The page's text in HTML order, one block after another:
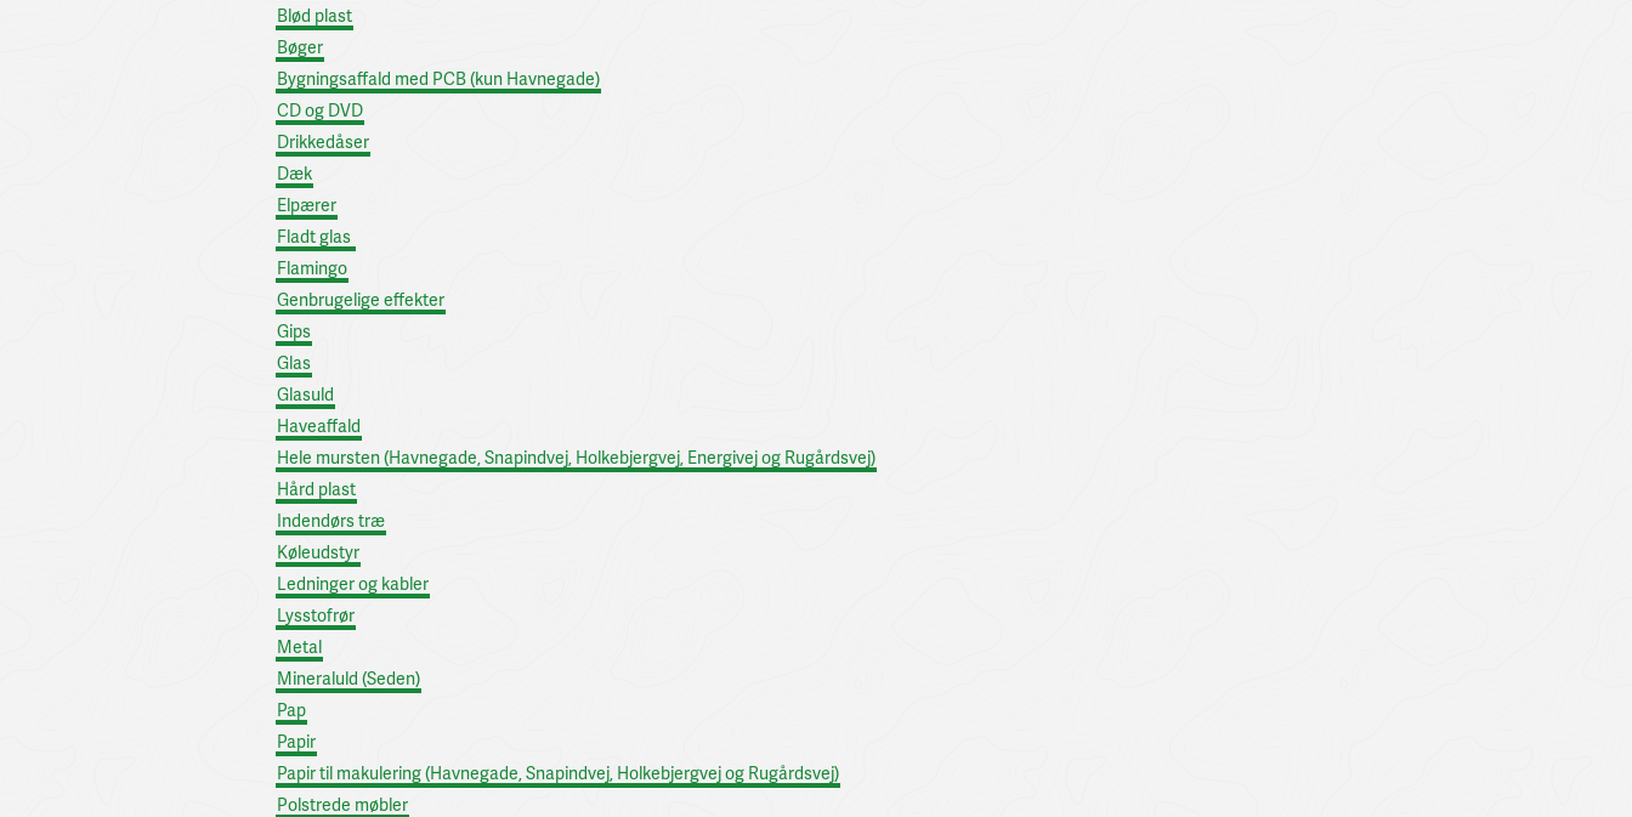
Blød plast
Bøger
Bygningsaffald med PCB (kun Havnegade)
CD og DVD
Drikkedåser
Dæk
Elpærer
Fladt glas
Flamingo
Genbrugelige effekter
Gips
Glas
Glasuld
Haveaffald
Hele mursten (Havnegade, Snapindvej, Holkebjergvej, Energivej og Rugårdsvej)
Hård plast
Indendørs træ
Køleudstyr
Ledninger og kabler
Lysstofrør
Metal
Mineraluld (Seden)
Pap
Papir
Papir til makulering (Havnegade, Snapindvej, Holkebjergvej og Rugårdsvej)
Polstrede møbler